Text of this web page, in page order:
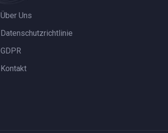
Über Uns
Datenschutzrichtlinie
GDPR
Kontakt